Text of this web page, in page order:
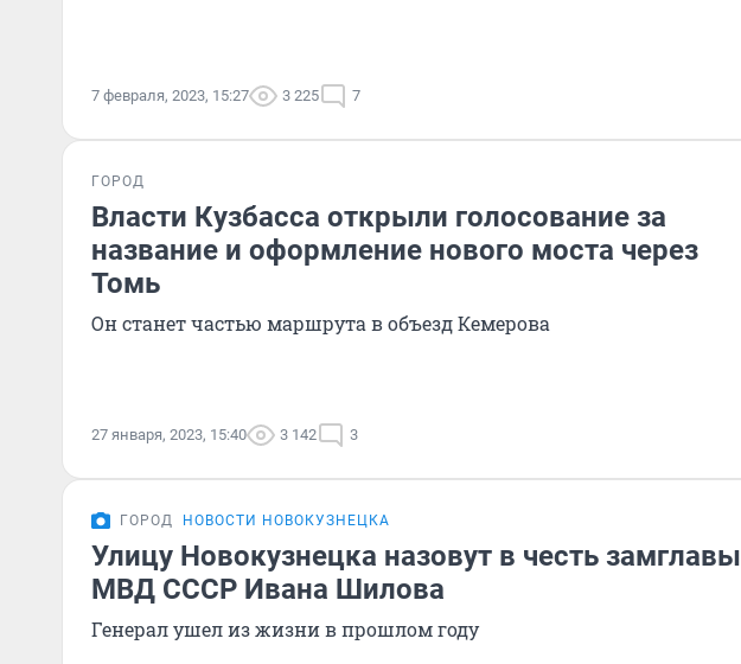
7 февраля, 2023, 15:27 3 225 7
ГОРОД
Власти Кузбасса открыли голосование за
название и оформление нового моста через
Томь
Он станет частью маршрута в объезд Кемерова
27 января, 2023, 15:40 3 142 3
ГОРОД НОВОСТИ НОВОКУЗНЕЦКА
Улицу Новокузнецка назовут в честь замглавы
МВД СССР Ивана Шилова
Генерал ушел из жизни в прошлом году